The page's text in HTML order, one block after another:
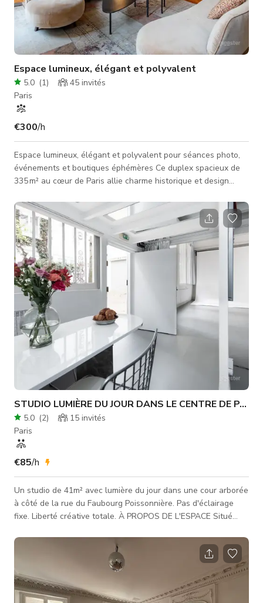
Espace lumineux, élégant et polyvalent
5.0 (1) 45 invités
Paris
€300/h
Espace lumineux, élégant et polyvalent pour séances photo,
événements et boutiques éphémères Ce duplex spacieux de
335 m² au cœur de Paris allie charme historique et design
intérieur, il offre de grands volumes avec des plafonds de 4
mètres de haut, une décoration raffinée, une lumière naturelle
généreuse et des éléments d'origine préservés. Parfait pour : -
Séances photo et vidéo - Réceptions privées et événe
STUDIO LUMIÈRE DU JOUR DANS LE CENTRE DE PARIS
5.0 (2) 15 invités
Paris
€85/h
Un studio de 41m² avec lumière du jour dans une cour arborée
à côté de la rue du Faubourg Poissonnière. Pas d'éclairage
fixe. Liberté créative totale. À PROPOS DE L'ESPACE Situé
est un espace en rez-de-chaussée avec lumière du jour, une
hauteur sous plafond de 4m, quatre grandes fenêtres donnant
sur le jardin, et une option d'occultation totale. Le studio ne
dispose pas d'équipement d'éclairage fixe - chaque équipe co